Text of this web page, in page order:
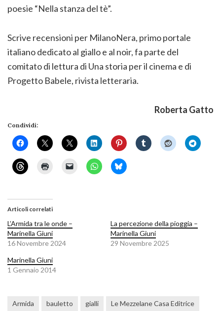
poesie “Nella stanza del tè”.
Scrive recensioni per MilanoNera, primo portale
italiano dedicato al giallo e al noir, fa parte del
comitato di lettura di Una storia per il cinema e di
Progetto Babele, rivista letteraria.
Roberta Gatto
Condividi:
Articoli correlati
L’Armida tra le onde –
Marinella Giuni
16 Novembre 2024
La percezione della pioggia –
Marinella Giuni
29 Novembre 2025
Marinella Giuni
1 Gennaio 2014
Armida bauletto gialli Le Mezzelane Casa Editrice